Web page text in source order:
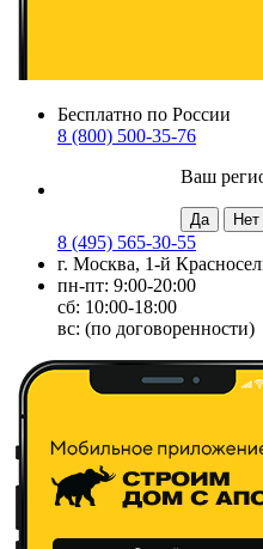
Бесплатно по России
8 (800) 500-35-76
Ваш
8 (495) 565-30-55
г. Москва, 1-й
пн-пт: 9:00-20:00
сб: 10:00-18:00
вс: (по договоренности)